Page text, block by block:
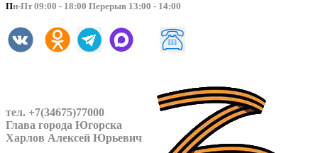
Пн-Пт 09:00 - 18:00 Перерыв 13:00 - 14:00
тел. +7(34675)77000
Глава города Югорска
Харлов Алексей Юрьевич